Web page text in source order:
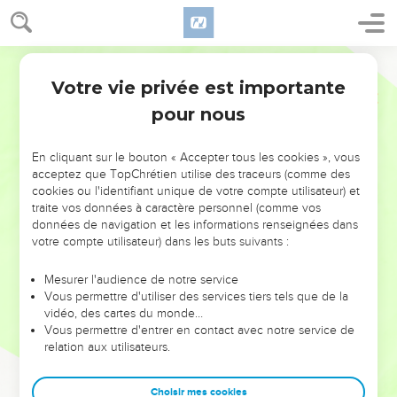
NE MANQUEZ PAS L’ÉVÉNEMENT
DE L’ANNÉE !
ET SI LEURS ERREURS POUVAIENT VOUS ÉVITER LES
VOTRES ?
leur foi ou leur vision. Mais on voit moins les doutes, les erreurs
et les saisons difficiles qu'ils ont traversés, alors même que ce
sont elles qui les ont façonnés.
Dans cette conférence, leaders, entrepreneurs, et responsables
clés pour avancer avec plus de sagesse afin que leurs erreurs
Votre vie privée est importante
pour nous
En cliquant sur le bouton « Accepter tous les cookies », vous
acceptez que TopChrétien utilise des traceurs (comme des
cookies ou l'identifiant unique de votre compte utilisateur) et
traite vos données à caractère personnel (comme vos
données de navigation et les informations renseignées dans
votre compte utilisateur) dans les buts suivants :
Mesurer l'audience de notre service
Vous permettre d'utiliser des services tiers tels que de la
vidéo, des cartes du monde…
Vous permettre d'entrer en contact avec notre service de
relation aux utilisateurs.
Choisir mes cookies